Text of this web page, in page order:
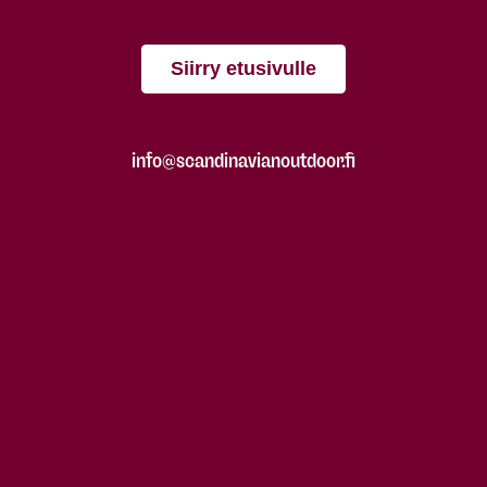
Siirry etusivulle
info@scandinavianoutdoor.fi